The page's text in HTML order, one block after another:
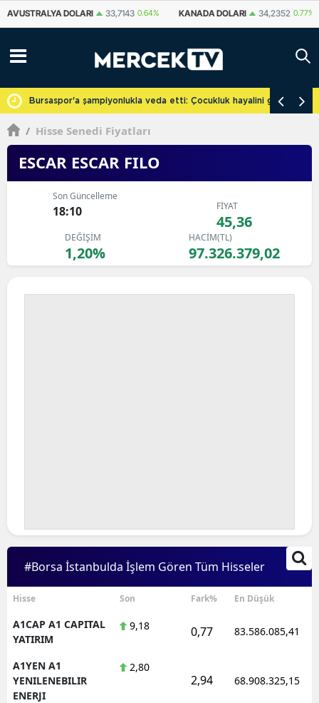
KANADA DOLARI 34,2352 0.77% İSVIÇRE FRANKI 59,0877 0.84%
Bursaspor'a şampiyonlukla veda etti: Çocukluk hayalini
/ Hisse Senedi Fiyatları
ESCAR ESCAR FILO
Son Güncelleme
18:10 FİYAT
45,36
DEĞİŞİM
1,20%
HACİM(TL)
97.326.379,02
#Borsa İstanbulda İşlem Gören Tüm Hisseler
Hisse Son Fark% En Düşük
A1CAP A1 CAPITAL
YATIRIM
9,18 0,77 83.586.085,41
A1YEN A1
YENILENEBILIR
ENERJI
2,80
2,94 68.908.325,15